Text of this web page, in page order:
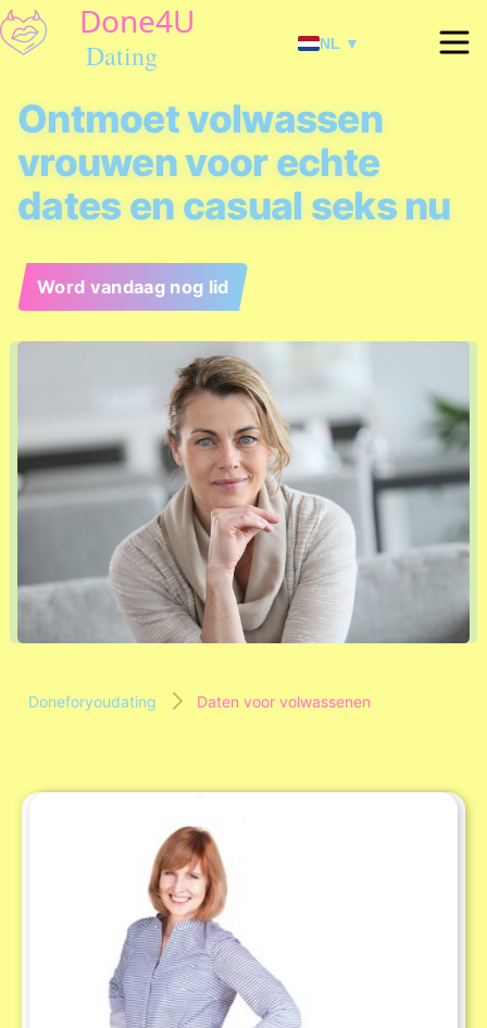
NL ▼
Ontmoet volwassen
vrouwen voor echte
dates en casual seks nu
Word vandaag nog lid
Doneforyoudating Daten voor volwassenen